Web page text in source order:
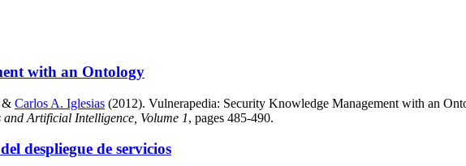
with an Ontology
Carlos A. Iglesias (2012). Vulnerapedia: Security Knowledge Management with an
Artificial Intelligence, Volume 1, pages 485-490.
despliegue de servicios